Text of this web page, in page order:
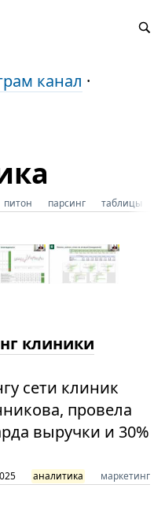
канал ·
питон парсинг таблицы
клиники
сети клиник
провела
выручки и 30%
аналитика маркетинг